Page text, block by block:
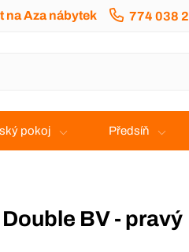
na Aza nábytek 774 038
pokoj Předsíň
Double BV - pravý